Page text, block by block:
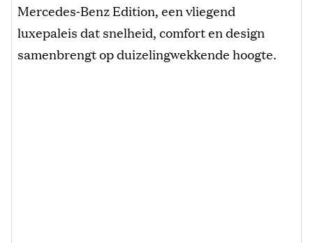
Mercedes‑Benz Edition, een vliegend
luxepaleis dat snelheid, comfort en design
samenbrengt op duizelingwekkende hoogte.